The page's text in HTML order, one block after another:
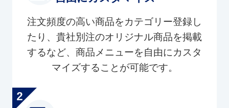
注文頻度の高い商品をカテゴリー登録し
たり、貴社別注のオリジナル商品を掲載
するなど、商品メニューを自由にカスタ
マイズすることが可能です。